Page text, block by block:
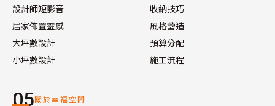
設計師短影音
居家佈置靈感
大坪數設計
小坪數設計
收納技巧
風格營造
預算分配
施工流程
05關於幸福空間